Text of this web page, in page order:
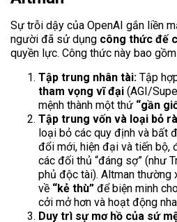
Sự trỗi dậy của OpenAI gắn liền
người đã sử dụng công thức đế
quyền lực. Công thức này bao
Tập trung nhân tài: Tập
tham vọng vĩ đại (AGI/
mệnh thành một thứ “gần
Tập trung vốn và loại bỏ
loại bỏ các quy định và bất
đổi mới, hiện đại và tiến
các đối thủ “đáng sợ” (như
phủ độc tài). Altman thường
về “kẻ thù” để biện minh
cởi mở hơn và hoạt động
Duy trì sự mơ hồ của sứ